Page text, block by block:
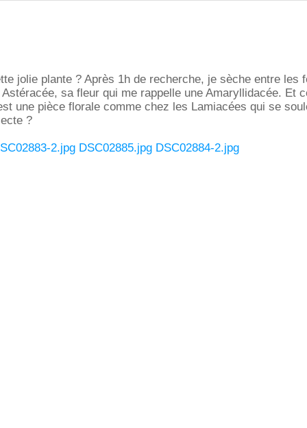
jolie plante ? Après 1h de recherche, je sèche entre les
sa fleur qui me rappelle une Amaryllidacée. Et
une pièce florale comme chez les Lamiacées qui se
?
2.jpg DSC02885.jpg DSC02884-2.jpg